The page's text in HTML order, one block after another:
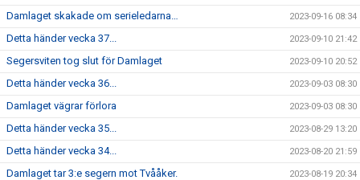
Damlaget skakade om serieledarna… 2023-09-16 08:34
Detta händer vecka 37... 2023-09-10 21:42
Segersviten tog slut för Damlaget 2023-09-10 20:52
Detta händer vecka 36... 2023-09-03 08:30
Damlaget vägrar förlora 2023-09-03 08:30
Detta händer vecka 35... 2023-08-29 13:20
Detta händer vecka 34... 2023-08-20 21:59
Damlaget tar 3:e segern mot Tvååker. 2023-08-19 20:34